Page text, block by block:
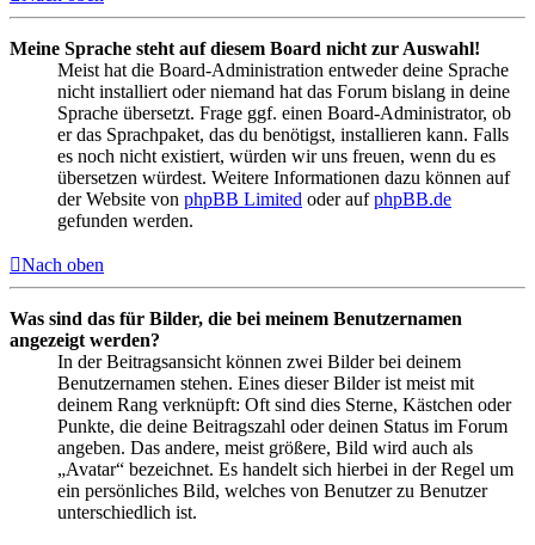
Meine Sprache steht auf diesem Board nicht zur Auswahl!
Meist hat die Board-Administration entweder deine Sprache
nicht installiert oder niemand hat das Forum bislang in deine
Sprache übersetzt. Frage ggf. einen Board-Administrator, ob
er das Sprachpaket, das du benötigst, installieren kann. Falls
es noch nicht existiert, würden wir uns freuen, wenn du es
übersetzen würdest. Weitere Informationen dazu können auf
der Website von phpBB Limited oder aufphpBB.de
gefunden werden.
Nach oben
Was sind das für Bilder, die bei meinem Benutzernamen
angezeigt werden?
In der Beitragsansicht können zwei Bilder bei deinem
Benutzernamen stehen. Eines dieser Bilder ist meist mit
deinem Rang verknüpft: Oft sind dies Sterne, Kästchen oder
Punkte, die deine Beitragszahl oder deinen Status im Forum
angeben. Das andere, meist größere, Bild wird auch als
„Avatar“ bezeichnet. Es handelt sich hierbei in der Regel um
ein persönliches Bild, welches von Benutzer zu Benutzer
unterschiedlich ist.